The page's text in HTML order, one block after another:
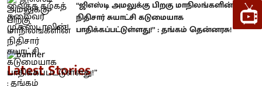
“ஜிஎஸ்டி அமலுக்கு பிறகு மாநிலங்களின்
நிதிசார் சுயாட்சி கடுமையாக
பாதிக்கப்பட்டுள்ளது!” : தங்கம் தென்னரசு!
Latest Stories